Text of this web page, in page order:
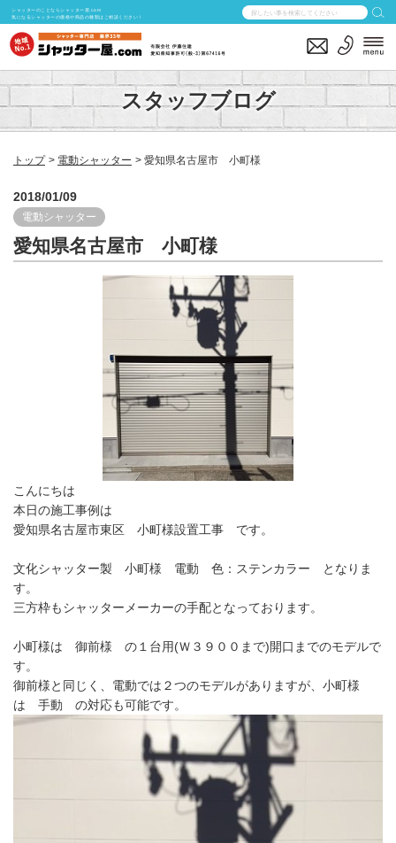
シャッターのことならシャッター屋.com
気になるシャッターの価格や商品の種類はご相談ください！
スタッフブログ
トップ 電動シャッター 愛知県名古屋市 小町様
2018/01/09
電動シャッター
愛知県名古屋市 小町様
こんにちは
本日の施工事例は
愛知県名古屋市東区 小町様設置工事 です。
文化シャッター製 小町様 電動 色：ステンカラー となりま
す。
三方枠もシャッターメーカーの手配となっております。
小町様は 御前様 の１台用(Ｗ３９００まで)開口までのモデルで
す。
御前様と同じく、電動では２つのモデルがありますが、小町様
は 手動 の対応も可能です。